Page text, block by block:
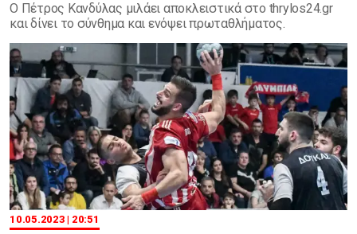
Ο Πέτρος Κανδύλας μιλάει αποκλειστικά στο thrylos24.gr
και δίνει το σύνθημα και ενόψει πρωταθλήματος.
10.05.2023 | 20:51